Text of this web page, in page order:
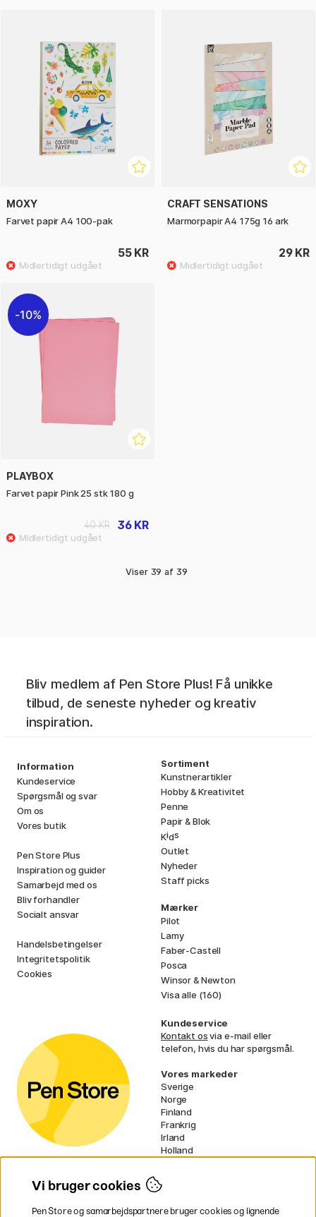
MOXY
Farvet papir A4 100-pak
55 KR
CRAFT SENSATIONS
Marmorpapir A4 175g 16 ark
29 KR
10%
PLAYBOX
Farvet papir Pink 25 stk 180 g
36 KR
40 KR
Viser 39 af 39
Bliv medlem af Pen Store Plus! Få unikke
tilbud, de seneste nyheder og kreativ
inspiration.
Information
Kundeservice
Spørgsmål og svar
Om os
Vores butik
Pen Store Plus
Inspiration og guider
Samarbejd med os
Bliv forhandler
Socialt ansvar
Handelsbetingelser
Integritetspolitik
Cookies
Sortiment
Kunstnerartikler
Hobby & Kreativitet
Penne
Papir & Blok
Kids
Outlet
Nyheder
Staff picks
Mærker
Pilot
Lamy
Faber-Castell
Posca
Winsor & Newton
Visa alle (160)
Kundeservice
Kontakt osvia e-mail eller
telefon, hvis du har spørgsmål.
Vores markeder
Sverige
Norge
Finland
Frankrig
Irland
Holland
EU
* Specifikkefragtvilkår gælder for
Vi bruger cookies
Pen Store og samarbejdspartnere bruger cookies og lignende